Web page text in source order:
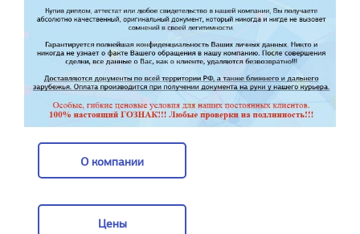
О компании
Цены